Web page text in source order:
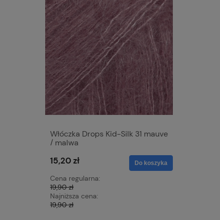
Włóczka Drops Kid-Silk 31 mauve
/ malwa
15,20 zł
Cena regularna:
19,90 zł
Najniższa cena:
19,90 zł
Do koszyka